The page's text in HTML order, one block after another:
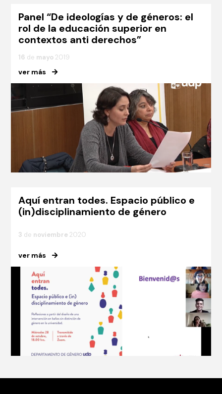
Panel “De ideologías y de géneros: el
rol de la educación superior en
contextos anti derechos”
16 de mayo 2019
ver más
Aquí entran todes. Espacio público e
(in)disciplinamiento de género
3 de noviembre 2020
ver más